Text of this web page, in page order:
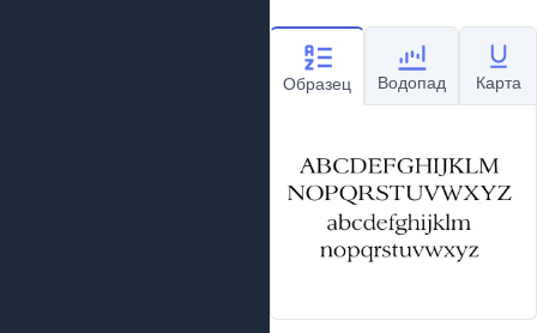
Образец Водопад Карта